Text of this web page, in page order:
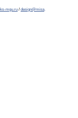
mgu.ru / design@misa.